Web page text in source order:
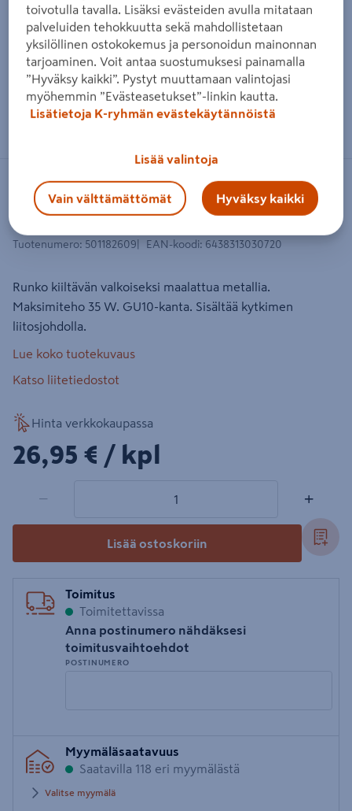
Zoomaa kuvaa sormilla kosketusnäytöllä
Seinävalaisin Cello Parody 35W GU10
CELLO
Tuotenumero: 501182609 EAN-koodi: 6438313030720
Runko kiiltävän valkoiseksi maalattua metallia.
Maksimiteho 35 W. GU10-kanta. Sisältää kytkimen
liitosjohdolla.
Lue koko tuotekuvaus
Katso liitetiedostot
Hinta verkkokaupassa
26,95€/kpl
26,95 € / kpl
− +
Lisää ostoskoriin
Toimitus
Toimitettavissa
Anna postinumero nähdäksesi
toimitusvaihtoehdot
POSTINUMERO
postinumero
Myymäläsaatavuus
Saatavilla 118 eri myymälästä
Valitse myymälä
toivotulla tavalla. Lisäksi evästeiden avulla mitataan
palveluiden tehokkuutta sekä mahdollistetaan
yksilöllinen ostokokemus ja personoidun mainonnan
tarjoaminen. Voit antaa suostumuksesi painamalla
”Hyväksy kaikki”. Pystyt muuttamaan valintojasi
myöhemmin ”Evästeasetukset”-linkin kautta.
Lisätietoja K-ryhmän evästekäytännöistä
Lisää valintoja
Vain välttämättömät Hyväksy kaikki